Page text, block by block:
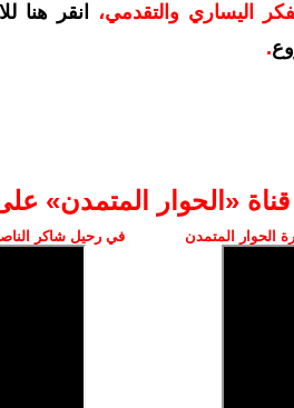
اليساري والتقدمي،
انقر هنا
.
‫«الحوار المتمدن»
الحوار المتمدن في رحيل شاكر